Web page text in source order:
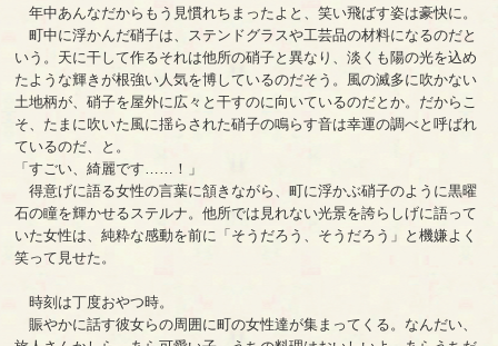
年中あんなだからもう見慣れちまったよと、笑い飛ばす姿は豪快に。
町中に浮かんだ硝子は、ステンドグラスや工芸品の材料になるのだと
いう。天に干して作るそれは他所の硝子と異なり、淡くも陽の光を込め
たような輝きが根強い人気を博しているのだそう。風の滅多に吹かない
土地柄が、硝子を屋外に広々と干すのに向いているのだとか。だからこ
そ、たまに吹いた風に揺らされた硝子の鳴らす音は幸運の調べと呼ばれ
ているのだ、と。
「すごい、綺麗です……！」
得意げに語る女性の言葉に頷きながら、町に浮かぶ硝子のように黒曜
石の瞳を輝かせるステルナ。他所では見れない光景を誇らしげに語って
いた女性は、純粋な感動を前に「そうだろう、そうだろう」と機嫌よく
笑って見せた。
時刻は丁度おやつ時。
賑やかに話す彼女らの周囲に町の女性達が集まってくる。なんだい、